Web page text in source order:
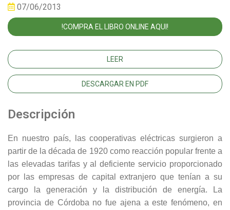
07/06/2013
!COMPRA EL LIBRO ONLINE AQUI!
LEER
DESCARGAR EN PDF
Descripción
En nuestro país, las cooperativas eléctricas surgieron a
partir de la década de 1920 como reacción popular frente a
las elevadas tarifas y al deficiente servicio proporcionado
por las empresas de capital extranjero que tenían a su
cargo la generación y la distribución de energía. La
provincia de Córdoba no fue ajena a este fenómeno, en